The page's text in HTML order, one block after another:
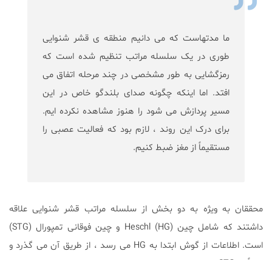
‎ما مدتهاست که می دانیم منطقه ی قشر شنوایی
طوری در یک سلسله مراتب تنظیم شده است که
رمزگشایی به طور مشخصی در چند مرحله اتفاق می
افتد. اما اینکه چگونه صدای بلندگو خاص در این
مسیر پردازش می شود را هنوز مشاهده نکرده ایم.
برای درک این روند ، لازم بود که فعالیت عصبی را
مستقیماً از مغز ضبط کنیم.
محققان به ویژه به دو بخش از سلسله مراتب قشر شنوایی علاقه
داشتند که شامل چین (Heschl (HG و چین فوقانی تمپورال (STG)
است. اطلاعات از گوش ابتدا به HG می رسد ، از طریق آن می گذرد و